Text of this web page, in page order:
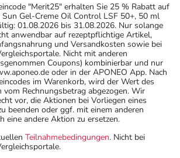
"Merit25" erhalten Sie 25 % Rabatt auf
Gel-Creme Oil Control LSF 50+, 50 ml
01.08.2026 bis 31.08.2026. Nur solange
anwendbar auf rezeptpflichtige Artikel,
und Versandkosten sowie bei
Nicht mit anderen
Coupons) kombinierbar und nur
oder in der APONEO App. Nach
im Warenkorb, wird der Wert des
Rechnungsbetrag abgezogen. Wir
vor, die Aktionen bei Vorliegen eines
beenden oder ggf. mit einem anderen
eine andere Aktion zu ersetzen.
Teilnahmebedingungen. Nicht bei